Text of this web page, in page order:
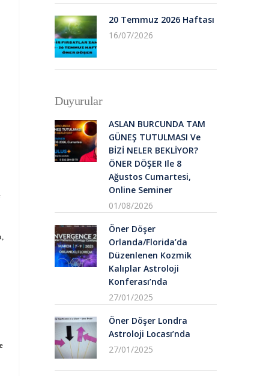
20 Temmuz 2026 Haftası
16/07/2026
Duyurular
ASLAN BURCUNDA TAM
GÜNEŞ TUTULMASI Ve
BİZİ NELER BEKLİYOR?
ÖNER DÖŞER Ile 8
Ağustos Cumartesi,
Online Seminer
01/08/2026
Öner Döşer
Orlanda/Florida’da
Düzenlenen Kozmik
Kalıplar Astroloji
Konferası’nda
27/01/2025
Öner Döşer Londra
Astroloji Locası’nda
27/01/2025